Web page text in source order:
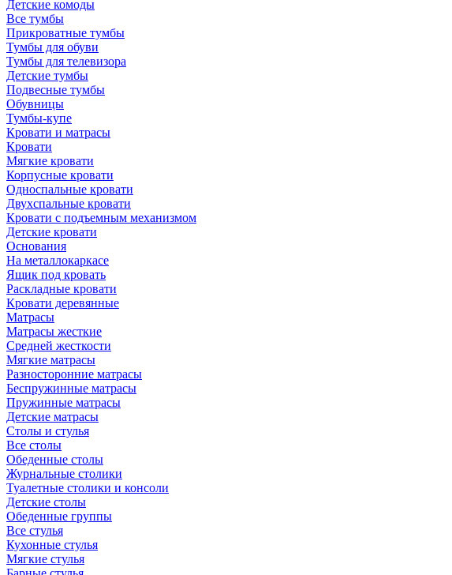
Детские комоды
Все тумбы
Прикроватные тумбы
Тумбы для обуви
Тумбы для телевизора
Детские тумбы
Подвесные тумбы
Обувницы
Тумбы-купе
Кровати и матрасы
Кровати
Мягкие кровати
Корпусные кровати
Односпальные кровати
Двухспальные кровати
Кровати с подъемным механизмом
Детские кровати
Основания
На металлокаркасе
Ящик под кровать
Раскладные кровати
Кровати деревянные
Матрасы
Матрасы жесткие
Средней жесткости
Мягкие матрасы
Разносторонние матрасы
Беспружинные матрасы
Пружинные матрасы
Детские матрасы
Столы и стулья
Все столы
Обеденные столы
Журнальные столики
Туалетные столики и консоли
Детские столы
Обеденные группы
Все стулья
Кухонные стулья
Мягкие стулья